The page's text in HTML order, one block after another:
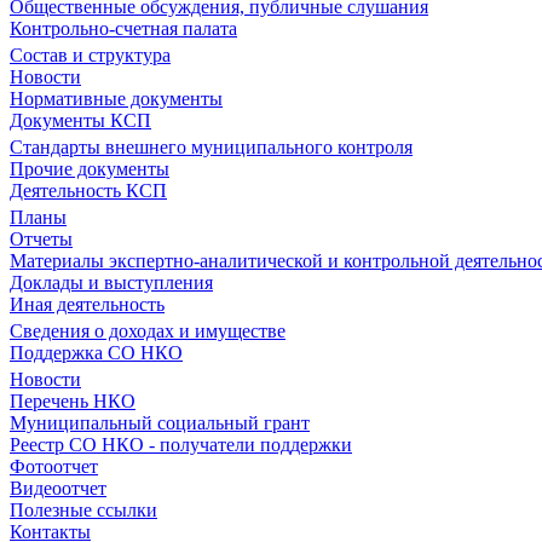
Общественные обсуждения, публичные слушания
Контрольно-счетная палата
Состав и структура
Новости
Нормативные документы
Документы КСП
Стандарты внешнего муниципального контроля
Прочие документы
Деятельность КСП
Планы
Отчеты
Материалы экспертно-аналитической и контрольной
Доклады и выступления
Иная деятельность
Сведения о доходах и имуществе
Поддержка СО НКО
Новости
Перечень НКО
Муниципальный социальный грант
Реестр СО НКО - получатели поддержки
Фотоотчет
Видеоотчет
Полезные ссылки
Контакты